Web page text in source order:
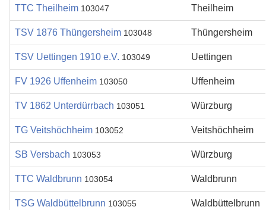
TTC Theilheim 103047 Theilheim
TSV 1876 Thüngersheim 103048 Thüngersheim
TSV Uettingen 1910 e.V. 103049 Uettingen
FV 1926 Uffenheim 103050 Uffenheim
TV 1862 Unterdürrbach 103051 Würzburg
TG Veitshöchheim 103052 Veitshöchheim
SB Versbach 103053 Würzburg
TTC Waldbrunn 103054 Waldbrunn
TSG Waldbüttelbrunn 103055 Waldbüttelbrunn